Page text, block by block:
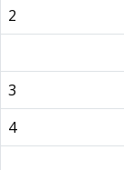
2
3
4